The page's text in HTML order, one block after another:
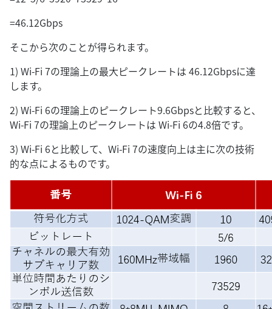
=46.12Gbps
そこから次のことが得られます。
1) Wi-Fi 7の理論上の最大ピークレートは 46.12Gbpsに達
します。
2) Wi-Fi 6の理論上のピークレート9.6Gbpsと比較すると、
Wi-Fi 7の理論上のピークレートは Wi-Fi 6の4.8倍です。
3) Wi-Fi 6と比較して、Wi-Fi 7の速度向上は主に次の技術
的な点によるものです。